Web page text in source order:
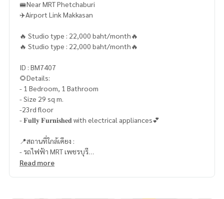
🚝Near MRT Phetchaburi
✈️Airport Link Makkasan
🔥 Studio type : 22,000 baht/month🔥
🔥 Studio type : 22,000 baht/month🔥
ID : BM7407
🌻Details:
- 1 Bedroom, 1 Bathroom
- Size 29 sq m.
-23rd floor
- 𝐅𝐮𝐥𝐥𝐲 𝐅𝐮𝐫𝐧𝐢𝐬𝐡𝐞𝐝 with electrical appliances💕
📍สถานที่ใกล้เคียง :
- รถไฟฟ้า MRT เพชรบุรี
- รถไฟฟ้า BTS อโศก
Read more